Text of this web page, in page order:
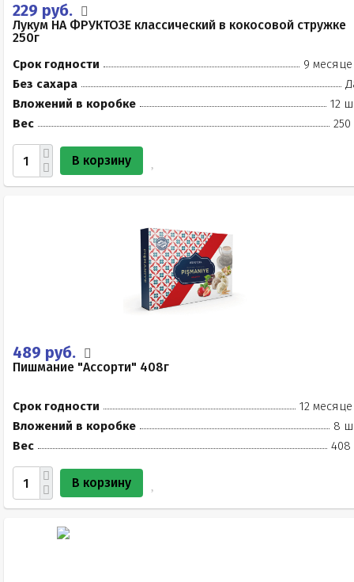
229 руб.
Лукум НА ФРУКТОЗЕ классический в кокосовой стружке
250г
Срок годности
9
Без сахара
Вложений в коробке
12
Вес
250
В корзину
489 руб.
Пишмание "Ассорти" 408г
Срок годности
12
Вложений в коробке
8
Вес
408
В корзину